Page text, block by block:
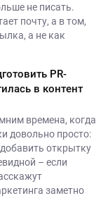
не писать.
почту, а в том,
а не как
PR-
в контент
времена, когда
довольно просто:
открытку
– если
заметно